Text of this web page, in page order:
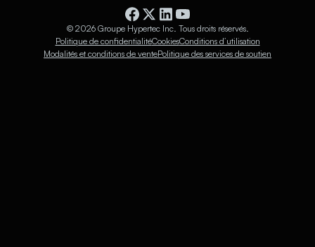
© 2026 Groupe Hypertec Inc. Tous droits réservés.
Politique de confidentialitéCookiesConditions d’utilisation
Modalités et conditions de ventePolitique des services de soutien